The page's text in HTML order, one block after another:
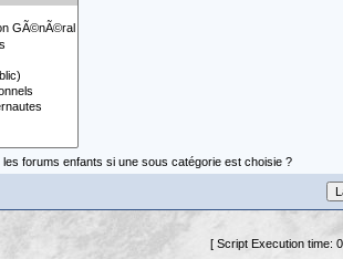
forums enfants si une sous catégorie est choisie ?
[ Script Execution time: